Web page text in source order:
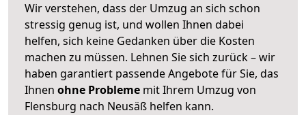
Wir verstehen, dass der Umzug an sich schon
stressig genug ist, und wollen Ihnen dabei
helfen, sich keine Gedanken über die Kosten
machen zu müssen. Lehnen Sie sich zurück – wir
haben garantiert passende Angebote für Sie, das
Ihnen ohne Probleme mit Ihrem Umzug von
Flensburg nach Neusäß helfen kann.